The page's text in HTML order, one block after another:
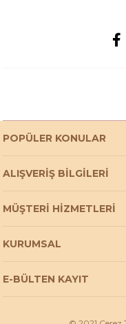
POPÜLER KONULAR
ALIŞVERİŞ BİLGİLERİ
MÜŞTERİ HİZMETLERİ
KURUMSAL
E-BÜLTEN KAYIT